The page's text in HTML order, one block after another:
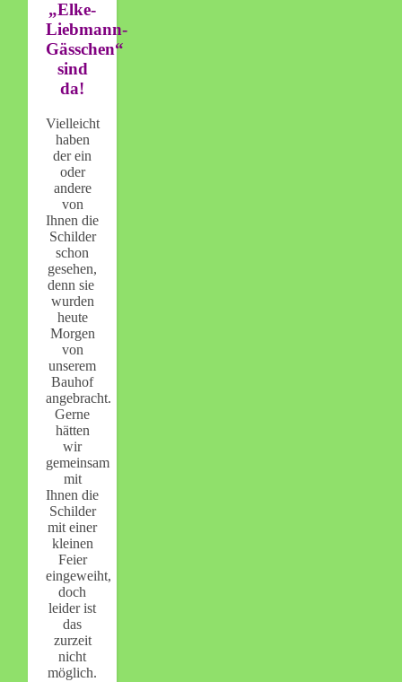
„Elke-
Liebmann-
Gässchen“
sind
da!
Vielleicht
haben
der ein
oder
andere
von
Ihnen die
Schilder
schon
gesehen,
denn sie
wurden
heute
Morgen
von
unserem
Bauhof
angebracht.
Gerne
hätten
wir
gemeinsam
mit
Ihnen die
Schilder
mit einer
kleinen
Feier
eingeweiht,
doch
leider ist
das
zurzeit
nicht
möglich.